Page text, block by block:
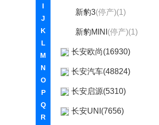
I
J
K
L
M
N
O
P
Q
R
新豹3(停产)(1)
新豹MINI (停产)(1)
长安欧尚(16930)
长安汽车(48824)
长安启源(5310)
长安UNI(7656)